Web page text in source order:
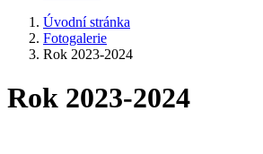
Úvodní stránka
Fotogalerie
Rok 2023-2024
Rok 2023-2024